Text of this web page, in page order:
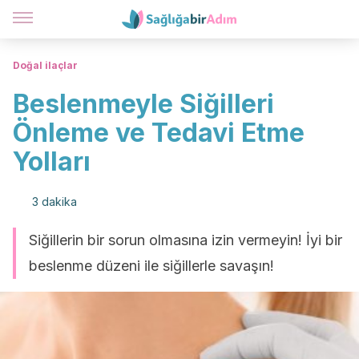
Doğal ilaçlar
Beslenmeyle Siğilleri
Önleme ve Tedavi Etme
Yolları
3 dakika
Siğillerin bir sorun olmasına izin vermeyin! İyi bir
beslenme düzeni ile siğillerle savaşın!